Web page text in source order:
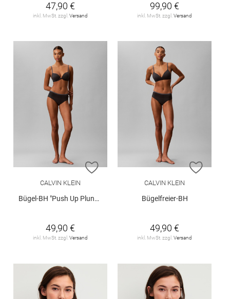
47,90 €
inkl. MwSt. zzgl.Versand
99,90 €
inkl. MwSt. zzgl.Versand
ZUR WUNSCHLISTE HINZUFÜGEN
CALVIN KLEIN
Bügel-BH "Push Up Plunge"
49,90 €
inkl. MwSt. zzgl. Versand
ZUR
CALVIN KLEIN
Bügelfreier-BH
49,90 €
inkl. MwSt. zzgl. Versand